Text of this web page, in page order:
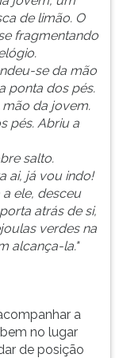
de limão. O
fragmentando
se da mão
ponta dos pés.
da jovem.
pés. Abriu a
salto.
ai, já vou indo!
ele, desceu
atrás de si,
verdes na
alcança-la."
a
no lugar
de posição